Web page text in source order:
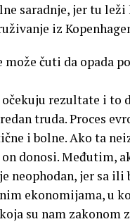
saradnje, jer tu leži
iz
može čuti da opada
rezultate i to
truda. Proces
i bolne. Ako ta
donosi. Međutim,
neophodan, jer sa
ekonomijama, u
su nam